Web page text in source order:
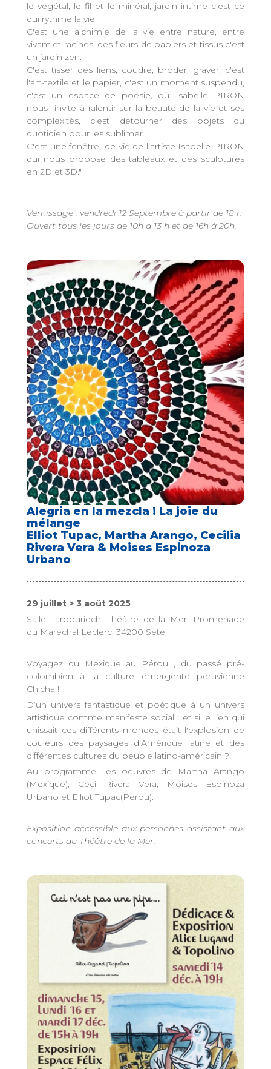
le végétal, le fil et le minéral, jardin intime c'est ce
qui rythme la vie.
C'est une alchimie de la vie entre nature, entre
vivant et racines, des fleurs de papiers et tissus c'est
un jardin zen.
C'est tisser des liens, coudre, broder, graver, c'est
l'art-textile et le papier, c'est un moment suspendu,
c'est un espace de poésie, où Isabelle PIRON
nous invite à ralentir sur la beauté de la vie et ses
complexités, c'est détourner des objets du
quotidien pour les sublimer.
C'est une fenêtre de vie de l'artiste Isabelle PIRON
qui nous propose des tableaux et des sculptures
en 2D et 3D."
Vernissage : vendredi 12 Septembre à partir de 18 h
Ouvert tous les jours de 10h à 13 h et de 16h à 20h.
Alegria en la mezcla ! La joie du
mélange
Elliot Tupac, Martha Arango, Cecilia
Rivera Vera & Moises Espinoza
Urbano
29 juillet > 3 août 2025
Salle Tarbouriech, Théâtre de la Mer, Promenade
du Maréchal Leclerc, 34200 Sète
Voyagez du Mexique au Pérou , du passé pré-
colombien à la culture émergente péruvienne
Chicha !
D’un univers fantastique et poétique à un univers
artistique comme manifeste social : et si le lien qui
unissait ces différents mondes était l'explosion de
couleurs des paysages d’Amérique latine et des
différentes cultures du peuple latino-américain ?
Au programme, les oeuvres de Martha Arango
(Mexique), Ceci Rivera Vera, Moises Espinoza
Urbano et Elliot Tupac(Pérou).
Exposition accessible aux personnes assistant aux
concerts au Théâtre de la Mer.